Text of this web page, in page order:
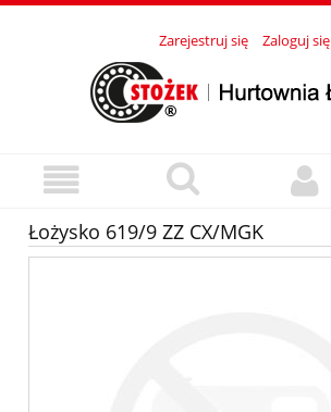
Zarejestruj się Zaloguj się
Łożysko 619/9 ZZ CX/MGK